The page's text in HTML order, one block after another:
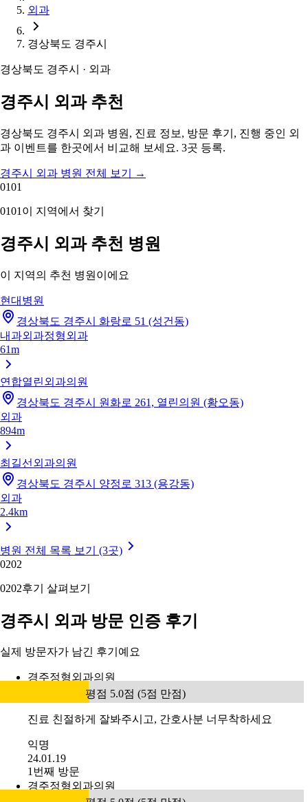
외과
경상북도 경주시
경상북도 경주시 · 외과
경주시 외과 추천
경상북도 경주시 외과 병원, 진료 정보, 방문 후기, 진행 중인 외
과 이벤트를 한곳에서 비교해 보세요. 3곳 등록.
경주시 외과 병원 전체 보기
→
0101
0101 이 지역에서 찾기
경주시 외과 추천 병원
이 지역의 추천 병원이에요
현대병원
경상북도 경주시 화랑로 51 (성건동)
내과외과정형외과
61m
연합열린외과의원
경상북도 경주시 원화로 261, 열린의원 (황오동)
외과
894m
최길선외과의원
경상북도 경주시 양정로 313 (용강동)
외과
2.4km
병원 전체 목록 보기 (3곳)
0202
0202후기 살펴보기
경주시 외과 방문 인증 후기
실제 방문자가 남긴 후기예요
경주정형외과의원
평점 5.0점 (5점 만점)
진료 친절하게 잘봐주시고, 간호사분 너무착하세요
익명
24.01.19
1번째 방문
경주정형외과의원